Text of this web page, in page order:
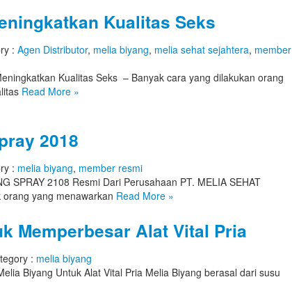
Kualitas Seks
: Agen Distributor, melia biyang, melia sehat sejahtera, member
Kualitas Seks – Banyak cara yang dilakukan orang
Read More »
2018
: melia biyang, member resmi
SPRAY 2108 Resmi Dari Perusahaan PT. MELIA SEHAT
orang yang menawarkan Read More »
Memperbesar Alat Vital Pria
: melia biyang
Biyang Untuk Alat Vital Pria Melia Biyang berasal dari susu